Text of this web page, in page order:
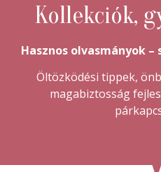
Kollekciók,
Hasznos olvasmányok
Öltözködési tippek,
magabiztosság